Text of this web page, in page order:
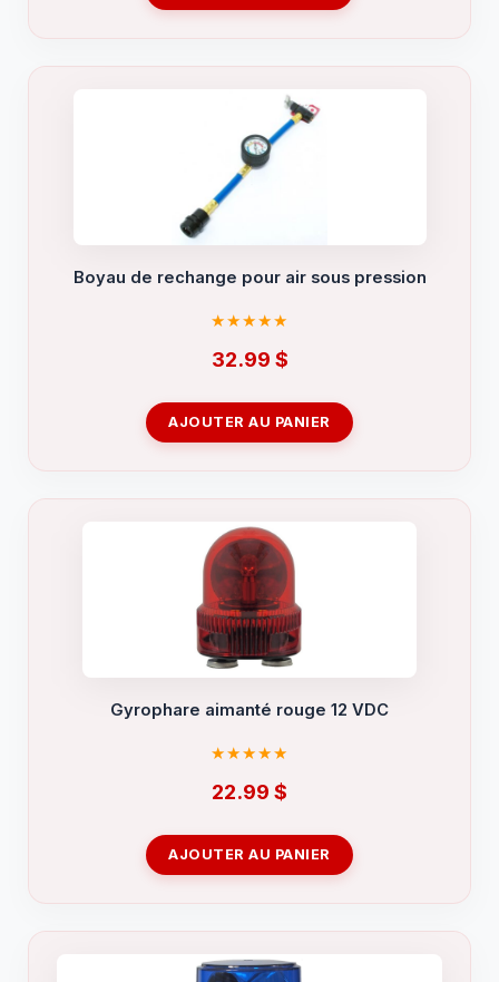
Boyau de rechange pour air sous pression
32.99 $
AJOUTER AU PANIER
Gyrophare aimanté rouge 12 VDC
22.99 $
AJOUTER AU PANIER